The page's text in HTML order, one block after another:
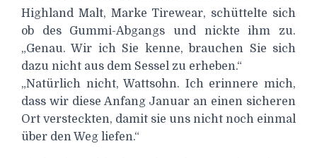
Highland Malt, Marke Tirewear, schüttelte sich
ob des Gummi-Abgangs und nickte ihm zu.
„Genau. Wir ich Sie kenne, brauchen Sie sich
dazu nicht aus dem Sessel zu erheben.“
„Natürlich nicht, Wattsohn. Ich erinnere mich,
dass wir diese Anfang Januar an einen sicheren
Ort versteckten, damit sie uns nicht noch einmal
über den Weg liefen.“